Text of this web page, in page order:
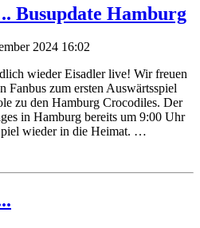
Busupdate Hamburg
2024 16:02
wieder Eisadler live! Wir freuen
Fanbus zum ersten Auswärtsspiel
zu den Hamburg Crocodiles. Der
in Hamburg bereits um 9:00 Uhr
wieder in die Heimat. …